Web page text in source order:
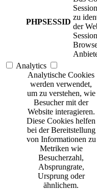
PHPSESSID
zu
der
Analytics
Analytische Cookies
werden verwendet,
um zu verstehen, wie
Besucher mit der
Website interagieren.
Diese Cookies helfen
bei der Bereitstellung
von Informationen zu
Metriken wie
Besucherzahl,
Absprungrate,
Ursprung oder
ähnlichem.